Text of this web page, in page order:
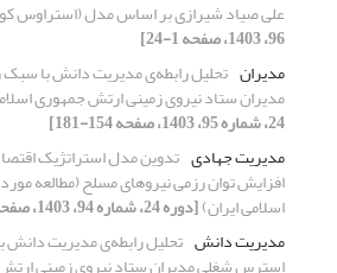
علی صیاد شیرازی بر اساس مدل (استراوس
96، 1403، صفحه 1-24]
مدیران تحلیل رابطه‌ی مدیریت دانش با
مدیران ستاد نیروی زمینی ارتش جمهوری
24، شماره 95، 1403، صفحه 154-181]
مدیریت جهادی تدوین مدل استراتژیک
افزایش توان رزمی نیروهای مسلح (مطالعه
اسلامی ایران)[دوره 24، شماره 94، 1403، صفحه 98-124]
مدیریت دانش تحلیل رابطه‌ی مدیریت
استرس شغلی مدیران ستاد نیروی زمینی